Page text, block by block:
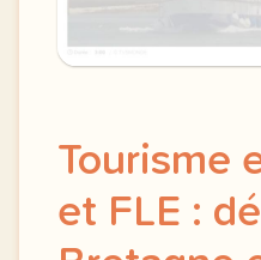
Tourisme
et FLE :